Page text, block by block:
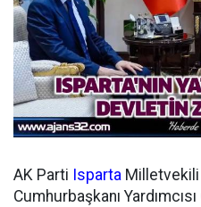
AK Parti Isparta Milletvekili
Cumhurbaşkanı